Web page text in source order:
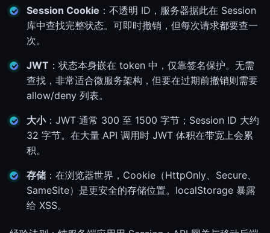
Session Cookie ：不透明 ID，服务器据此在 Session
库中查找完整状态。可即时撤销，但每次请求都要查一
次。
JWT ：状态本身嵌在 token 中，仅靠签名保护。无需
查找，非常适合微服务架构，但要在过期前撤销则需要
allow/deny 列表。
大小：JWT 通常 300 至 1500 字节；Session ID 大约
32 字节。在大量 API 调用时 JWT 体积在带宽上会累
积。
存储 ：在浏览器世界，Cookie（HttpOnly、Secure、
SameSite）是更安全的存储位置。localStorage 暴露
给 XSS。